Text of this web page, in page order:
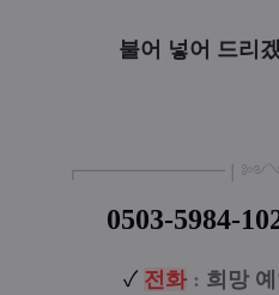
불어 넣어 드리
┏━━━━━━━━
0503-5984-
✓ 전화 : 희망